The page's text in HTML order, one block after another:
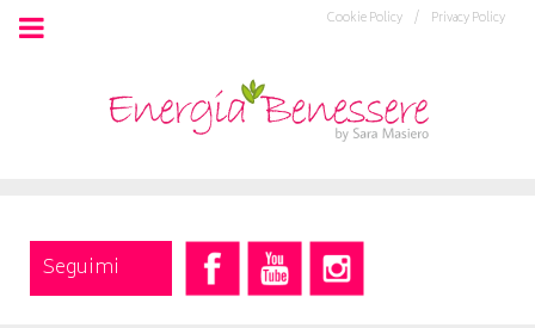
Privacy Policy
Cookie Policy /
Seguimi